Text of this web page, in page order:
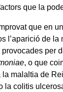
que la
que en
l’aparició de la
provocades per
, o que
la malaltia de
la colitis